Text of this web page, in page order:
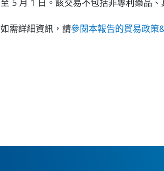
至 5 月 1 日。該交易不包括非專利藥品
如需詳細資訊，請參閱本報告的貿易政策